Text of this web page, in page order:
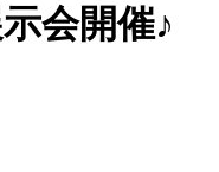
会開催♪